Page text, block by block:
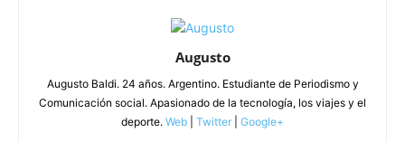
Augusto
Augusto Baldi. 24 años. Argentino. Estudiante de Periodismo y
Comunicación social. Apasionado de la tecnología, los viajes y el
deporte. Web Twitter Google+